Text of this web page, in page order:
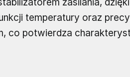
temperatury oraz
co potwierdza